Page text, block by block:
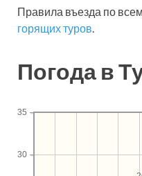
Правила въезда по
горящих туров.
Погода в